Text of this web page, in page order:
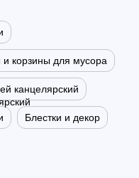
корзины для мусора
канцелярский
Блестки и декор